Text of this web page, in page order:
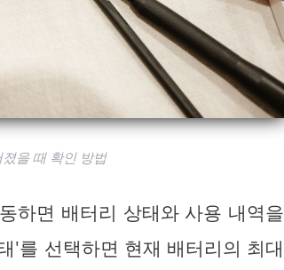
을 때 확인 방법
하면 배터리 상태와 사용 내역을
'를 선택하면 현재 배터리의 최대